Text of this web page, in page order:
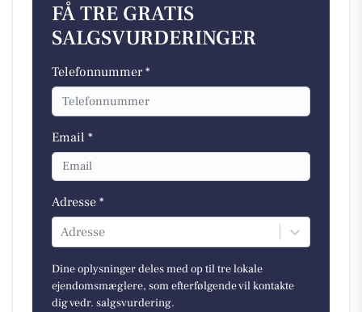
FÅ TRE GRATIS
SALGSVURDERINGER
Telefonnummer *
Email *
Adresse *
Adresse
Dine oplysninger deles med op til tre lokale
ejendomsmæglere, som efterfølgende vil kontakte
dig vedr. salgsvurdering.